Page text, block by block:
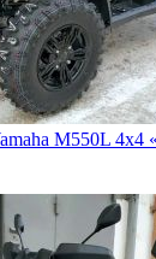
M550L 4x4